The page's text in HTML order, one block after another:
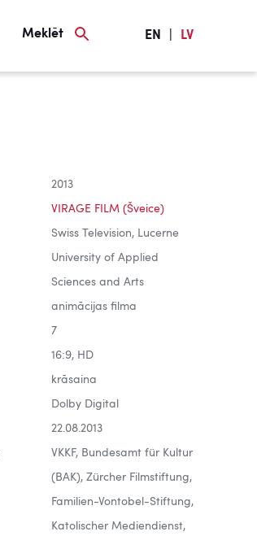
Meklēt EN LV
2013
VIRAGE FILM (Šveice)
Swiss Television, Lucerne
University of Applied
Sciences and Arts
animācijas filma
7
16:9, HD
krāsaina
Dolby Digital
22.08.2013
VKKF, Bundesamt für Kultur
(BAK), Zürcher Filmstiftung,
Familien-Vontobel-Stiftung,
Katolischer Mediendienst,